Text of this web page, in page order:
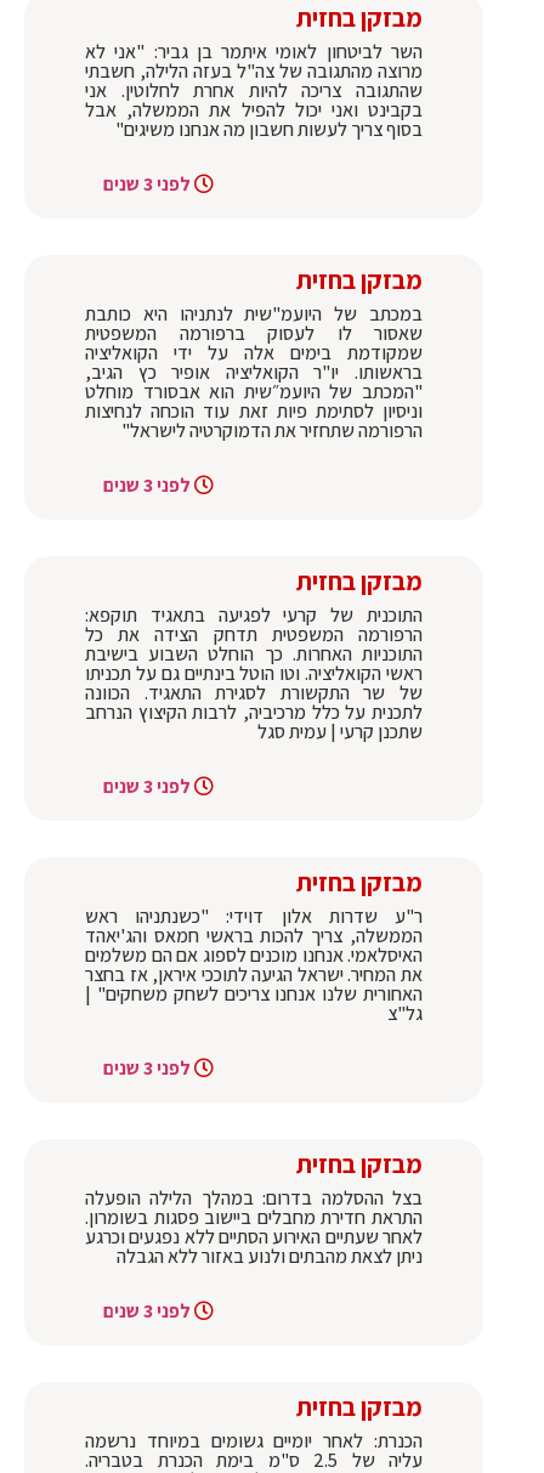
מבזקן בחזית
השר ‏לביטחון לאומי איתמר בן גביר: "אני לא
מרוצה מהתגובה של צה"ל בעזה הלילה, חשבתי
שהתגובה צריכה להיות אחרת לחלוטין. אני
בקבינט ואני יכול להפיל את הממשלה, אבל
בסוף צריך לעשות חשבון מה אנחנו משיגים"
לפני 3 שנים
מבזקן בחזית
במכתב של היועמ"שית לנתניהו היא כותבת
שאסור לו לעסוק ברפורמה המשפטית
שמקודמת בימים אלה על ידי הקואליציה
בראשותו. יו"ר הקואליציה אופיר כץ הגיב,
"המכתב של היועמ״שית הוא אבסורד מוחלט
וניסיון לסתימת פיות זאת עוד הוכחה לנחיצות
הרפורמה שתחזיר את הדמוקרטיה לישראל"
לפני 3 שנים
מבזקן בחזית
התוכנית של קרעי לפגיעה בתאגיד תוקפא:
הרפורמה המשפטית תדחק הצידה את כל
התוכניות האחרות. כך הוחלט השבוע בישיבת
ראשי הקואליציה. וטו הוטל בינתיים גם על תכניתו
של שר התקשורת לסגירת התאגיד. הכוונה
לתכנית על כלל מרכיביה, לרבות הקיצוץ הנרחב
שתכנן קרעי | עמית סגל
לפני 3 שנים
מבזקן בחזית
ר"ע שדרות אלון דוידי: "כשנתניהו ראש
הממשלה, צריך להכות בראשי חמאס והג'יאהד
האיסלאמי. אנחנו מוכנים לספוג אם הם משלמים
את המחיר. ישראל הגיעה לתוככי איראן, אז בחצר
האחורית שלנו אנחנו צריכים לשחק משחקים" |
גל"צ
לפני 3 שנים
מבזקן בחזית
בצל ההסלמה בדרום: במהלך הלילה הופעלה
התראת חדירת מחבלים ביישוב פסגות בשומרון.
לאחר שעתיים האירוע הסתיים ללא נפגעים וכרגע
ניתן לצאת מהבתים ולנוע באזור ללא הגבלה
לפני 3 שנים
מבזקן בחזית
הכנרת: לאחר יומיים גשומים במיוחד נרשמה
עליה של 2.5 ס"מ בימת הכנרת בטבריה.